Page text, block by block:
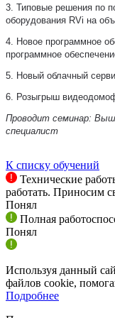
3. Типовые решения по
оборудования RVi на
4. Новое программное
программное
5. Новый облачный
6. Розыгрыш
Проводит семинар:
специалист
К списку обучений
Технические
работать. Приносим
Понял
Полная
Понял
Используя данный
файлов cookie,
Подробнее